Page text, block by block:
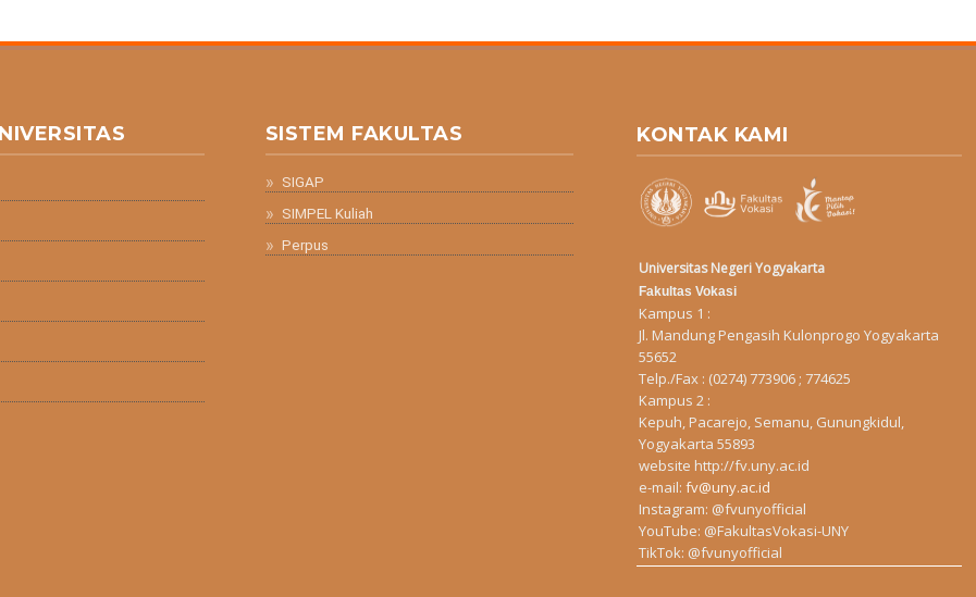
SISTEM FAKULTAS
SIGAP
SIMPEL Kuliah
Perpus
KONTAK KAMI
Universitas Negeri Yogyakarta
Fakultas Vokasi
Kampus 1 :
Jl. Mandung Pengasih Kulonprogo Yogyakarta
55652
Telp./Fax : (0274) 773906 ; 774625
Kampus 2 :
Kepuh, Pacarejo, Semanu, Gunungkidul,
Yogyakarta 55893
website http://fv.uny.ac.id
e-mail:fv@uny.ac.id
Instagram: @fvunyofficial
YouTube: @FakultasVokasi-UNY
TikTok: @fvunyofficial